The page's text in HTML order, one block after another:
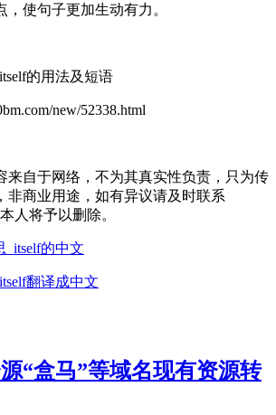
使句子更加生动有力。
的用法及短语
new/52338.html
来自于网络，不为其真实性负责，只为传
非商业用途，如有异议请及时联系
人将予以删除。
_itself的中文
翻译成中文
“盒马”等域名现有资源转